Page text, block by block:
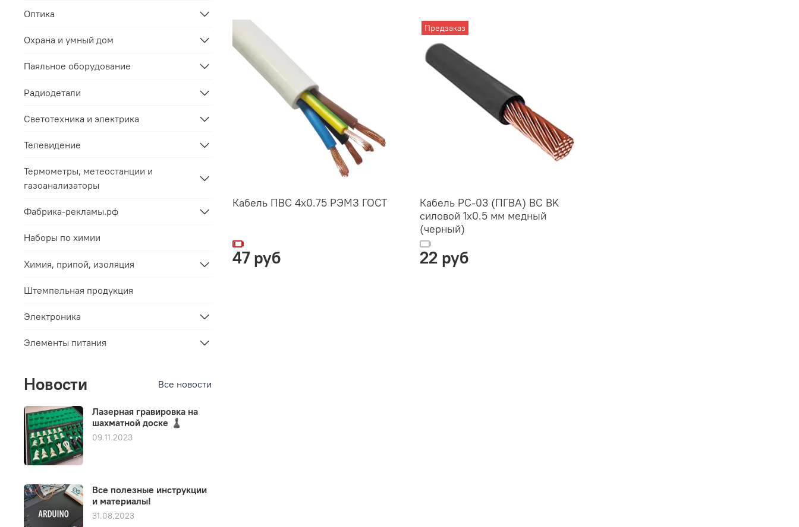
Кабель ПВС 4х0.75 РЭМЗ ГОСТ
47 руб
Предзаказ
Кабель PC-03 (ПГВА) BC BK
силовой 1х0.5 мм медный
(черный)
22 руб
Оптика
Охрана и умный дом
Паяльное оборудование
Радиодетали
Светотехника и электрика
Телевидение
Термометры, метеостанции и
газоанализаторы
Фабрика-рекламы.рф
Наборы по химии
Химия, припой, изоляция
Штемпельная продукция
Электроника
Элементы питания
Новости Все новости
Лазерная гравировка на
шахматной доске ♟️
09.11.2023
Все полезные инструкции
и материалы!
31.08.2023